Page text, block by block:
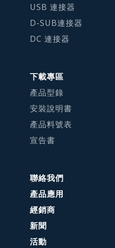
USB 連接器
D-SUB連接器
DC 連接器
下載專區
產品型錄
安裝說明書
產品料號表
宣告書
聯絡我們
產品應用
經銷商
新聞
活動